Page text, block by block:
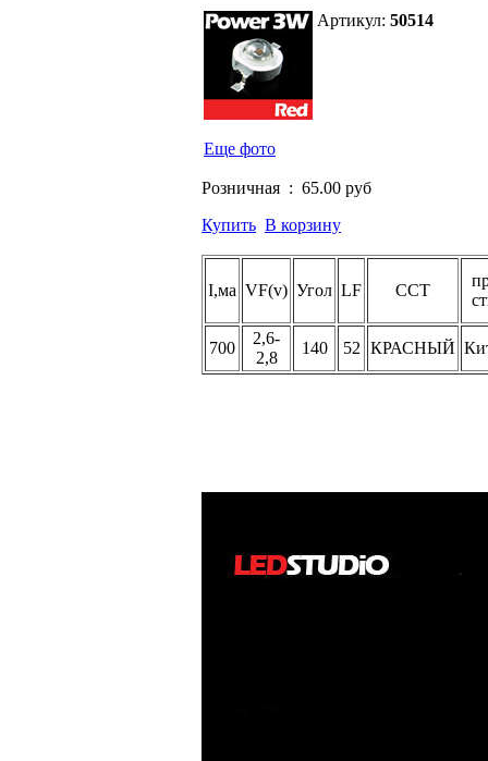
Еще фото
Артикул: 50514
Розничная : 65.00 руб
Купить В корзину
I,ма VF(v) Угол LF CCT
700
2,6-
2,8
140 52 КРАСНЫЙ